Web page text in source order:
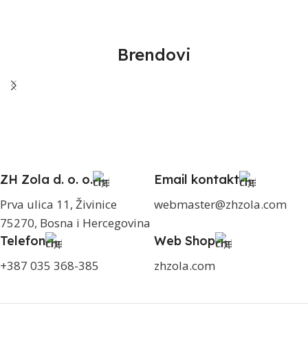
Brendovi
ZH Zola d. o. o.
Prva ulica 11, Živinice
75270, Bosna i Hercegovina
Email kontakt
webmaster@zhzola.com
Telefon
+387 035 368-385
Web Shop
zhzola.com